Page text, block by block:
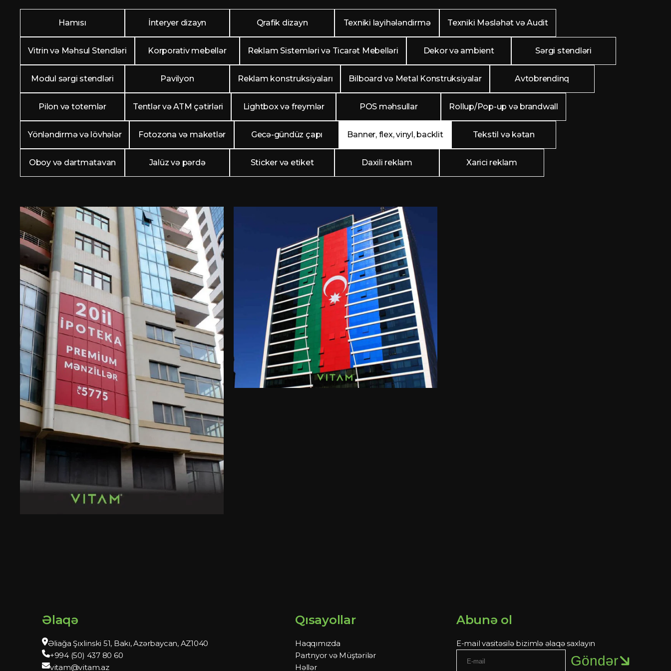
Hamısı İnteryer dizayn Qrafik dizayn Texniki layihələndirmə Texniki Məsləhət və Audit
Vitrin və Məhsul Stendləri Korporativ mebellər Reklam Sistemləri və Ticarət Mebelləri Dekor və ambient Sərgi stendləri
Modul sərgi stendləri Pavilyon Reklam konstruksiyaları Bilboard və Metal Konstruksiyalar Avtobrendinq
Pilon və totemlər Tentlər və ATM çətirləri Lightbox və freymlər POS məhsullar Rollup/Pop-up və brandwall
Yönləndirmə və lövhələr Fotozona və maketlər Gecə-gündüz çapı Banner, flex, vinyl, backlit Tekstil və kətan
Oboy və dartmatavan Jalüz və pərdə Sticker və etiket Daxili reklam Xarici reklam
Əlaqə
Əliağa Şıxlinski 51, Bakı, Azərbaycan, AZ1040
+994 (50) 437 80 60
vitam@vitam.az
Qısayollar
Haqqımızda
Partnyor və Müştərilər
Həllər
Abunə ol
E-mail vasitəsilə bizimlə əlaqə saxlayın
Göndər